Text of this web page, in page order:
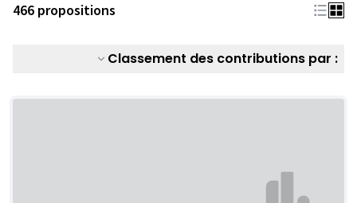
466 propositions
Classement des contributions par :